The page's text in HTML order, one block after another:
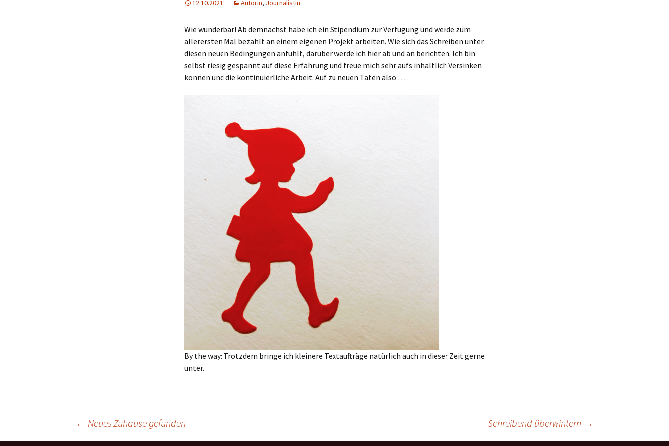
12.10.2021 Autorin, Journalistin
Wie wunderbar! Ab demnächst habe ich ein Stipendium zur Verfügung und werde zum
allerersten Mal bezahlt an einem eigenen Projekt arbeiten. Wie sich das Schreiben unter
diesen neuen Bedingungen anfühlt, darüber werde ich hier ab und an berichten. Ich bin
selbst riesig gespannt auf diese Erfahrung und freue mich sehr aufs inhaltlich Versinken
können und die kontinuierliche Arbeit. Auf zu neuen Taten also …
By the way: Trotzdem bringe ich kleinere Textaufträge natürlich auch in dieser Zeit gerne
unter.
Beitrags-
← Neues Zuhause gefunden Schreibend überwintern →